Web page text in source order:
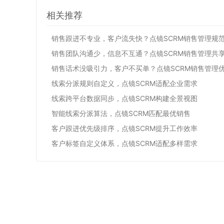
相关推荐
销售跟进不专业，客户流失快？点镜SCRM销售管理规
销售团队沟通少，信息不互通？点镜SCRM销售管理共
销售话术没吸引力，客户不买单？点镜SCRM销售管理
线索分派规则自定义，点镜SCRM适配企业需求
线索跨平台数据同步，点镜SCRM构建全景视图
智能线索分派算法，点镜SCRM匹配最优销售
客户跟进优先级排序，点镜SCRM提升工作效率
客户标签自定义体系，点镜SCRM适配多样需求